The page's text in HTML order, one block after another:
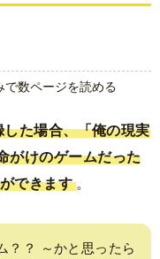
で数ページを読める
た場合、「俺の現実
がけのゲームだった
できます 。
？？ ～かと思ったら